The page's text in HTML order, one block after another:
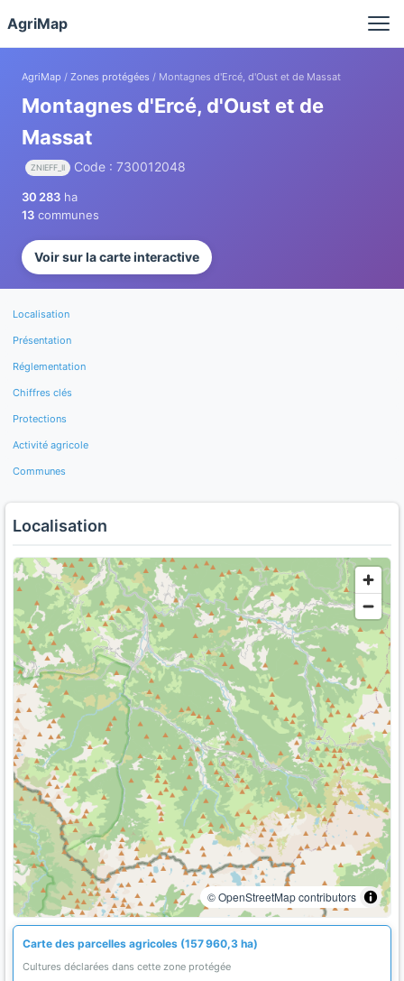
AgriMap
AgriMap / Zones protégées / Montagnes d'Ercé, d'Oust et de Massat
Montagnes d'Ercé, d'Oust et de
Massat
ZNIEFF_II Code : 730012048
30 283 ha
13 communes
Voir sur la carte interactive
Localisation
Présentation
Réglementation
Chiffres clés
Protections
Activité agricole
Communes
Localisation
© OpenStreetMap contributors
Carte des parcelles agricoles (157 960,3 ha)
Cultures déclarées dans cette zone protégée